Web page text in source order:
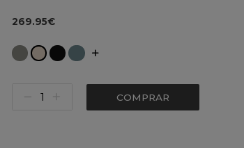
269.95€
COMPRAR